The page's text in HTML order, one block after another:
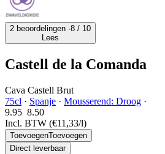
2 beoordelingen ·8 / 10
Lees
Castell de la Comanda
Cava Castell Brut
75cl · Spanje · Mousserend: Droog ·
9.95 8.50
Incl. BTW (€11,33/l)
ToevoegenToevoegen
Direct leverbaar